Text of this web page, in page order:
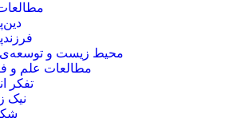
محیط زیست و توسعه‌ی
مطالعات علم و
تفکر
نیک